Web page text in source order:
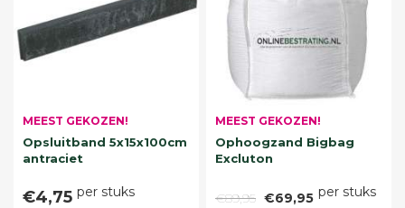
MEEST GEKOZEN!
Opsluitband 5x15x100cm
antraciet
€4,75 per stuks
MEEST GEKOZEN!
Ophoogzand Bigbag
Excluton
€89,95 €69,95 per stuks